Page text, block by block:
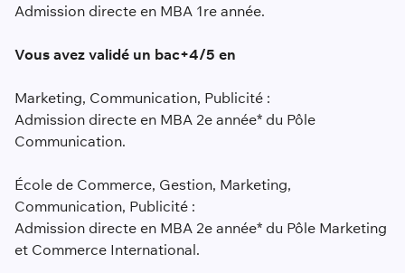
Admission directe en MBA 1re année.
Vous avez validé un bac+4/5 en
Marketing, Communication, Publicité :
Admission directe en MBA 2e année* du Pôle
Communication.
École de Commerce, Gestion, Marketing,
Communication, Publicité :
Admission directe en MBA 2e année* du Pôle Marketing
et Commerce International.